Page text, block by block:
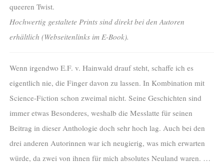
queeren Twist.
Hochwertig gestaltete Prints sind direkt bei den Autoren
erhältlich (Webseitenlinks im E-Book).
Wenn irgendwo E.F. v. Hainwald drauf steht, schaffe ich es
eigentlich nie, die Finger davon zu lassen. In Kombination mit
Science-Fiction schon zweimal nicht. Seine Geschichten sind
immer etwas Besonderes, weshalb die Messlatte für seinen
Beitrag in dieser Anthologie doch sehr hoch lag. Auch bei den
drei anderen Autorinnen war ich neugierig, was mich erwarten
würde, da zwei von ihnen für mich absolutes Neuland waren. …